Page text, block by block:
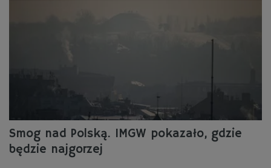
Smog nad Polską. IMGW pokazało, gdzie
będzie najgorzej